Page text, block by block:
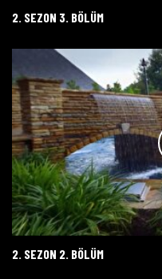
2. SEZON 3. BÖLÜM
2. SEZON 2. BÖLÜM